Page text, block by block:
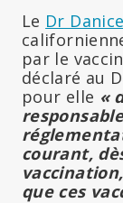
Le Dr
par le
déclaré au
pour elle «
courant,
que ces